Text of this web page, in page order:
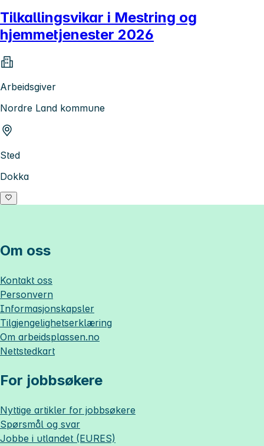
Tilkallingsvikar i Mestring og
hjemmetjenester 2026
Arbeidsgiver
Nordre Land kommune
Sted
Dokka
Om oss
Kontakt oss
Personvern
Informasjonskapsler
Tilgjengelighetserklæring
Om arbeidsplassen.no
Nettstedkart
For jobbsøkere
Nyttige artikler for jobbsøkere
Spørsmål og svar
Jobbe i utlandet (EURES)